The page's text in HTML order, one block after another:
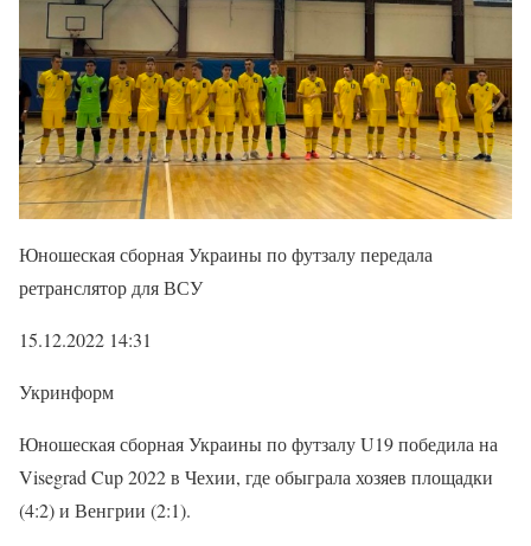
Юношеская сборная Украины по футзалу передала
ретранслятор для ВСУ
15.12.2022 14:31
Укринформ
Юношеская сборная Украины по футзалу U19 победила на
Visegrad Cup 2022 в Чехии, где обыграла хозяев площадки
(4:2) и Венгрии (2:1).